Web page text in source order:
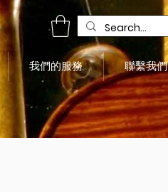
我們的服務 聯繫我們